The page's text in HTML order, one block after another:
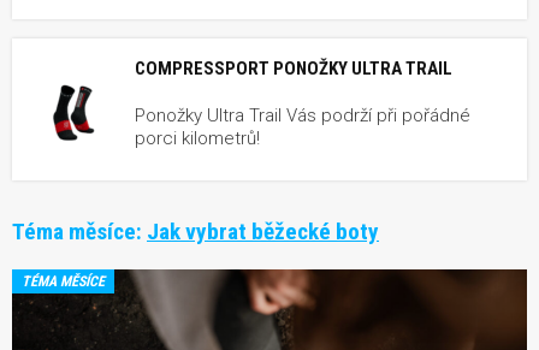
COMPRESSPORT PONOŽKY ULTRA TRAIL
Ponožky Ultra Trail Vás podrží při pořádné
porci kilometrů!
Téma měsíce: Jak vybrat běžecké boty
TÉMA MĚSÍCE